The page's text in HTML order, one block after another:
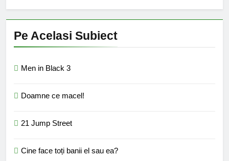
Pe Acelasi Subiect
Men in Black 3
Doamne ce macel!
21 Jump Street
Cine face toți banii el sau ea?